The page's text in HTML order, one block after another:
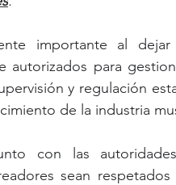
importante al
autorizados para
y regulación
de la industria
con las
sean